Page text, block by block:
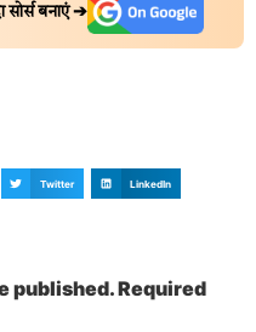
बनाएं ➔
Twitter LinkedIn
published.Required